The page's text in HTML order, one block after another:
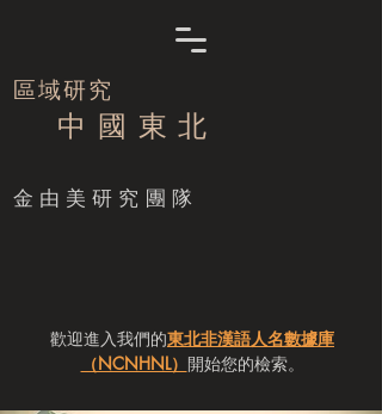
區域研究
中 國 東 北
​金由美研究團隊
歡迎進入我們的東北非漢語人名數據庫
（NCNHNL） 開始您的檢索。